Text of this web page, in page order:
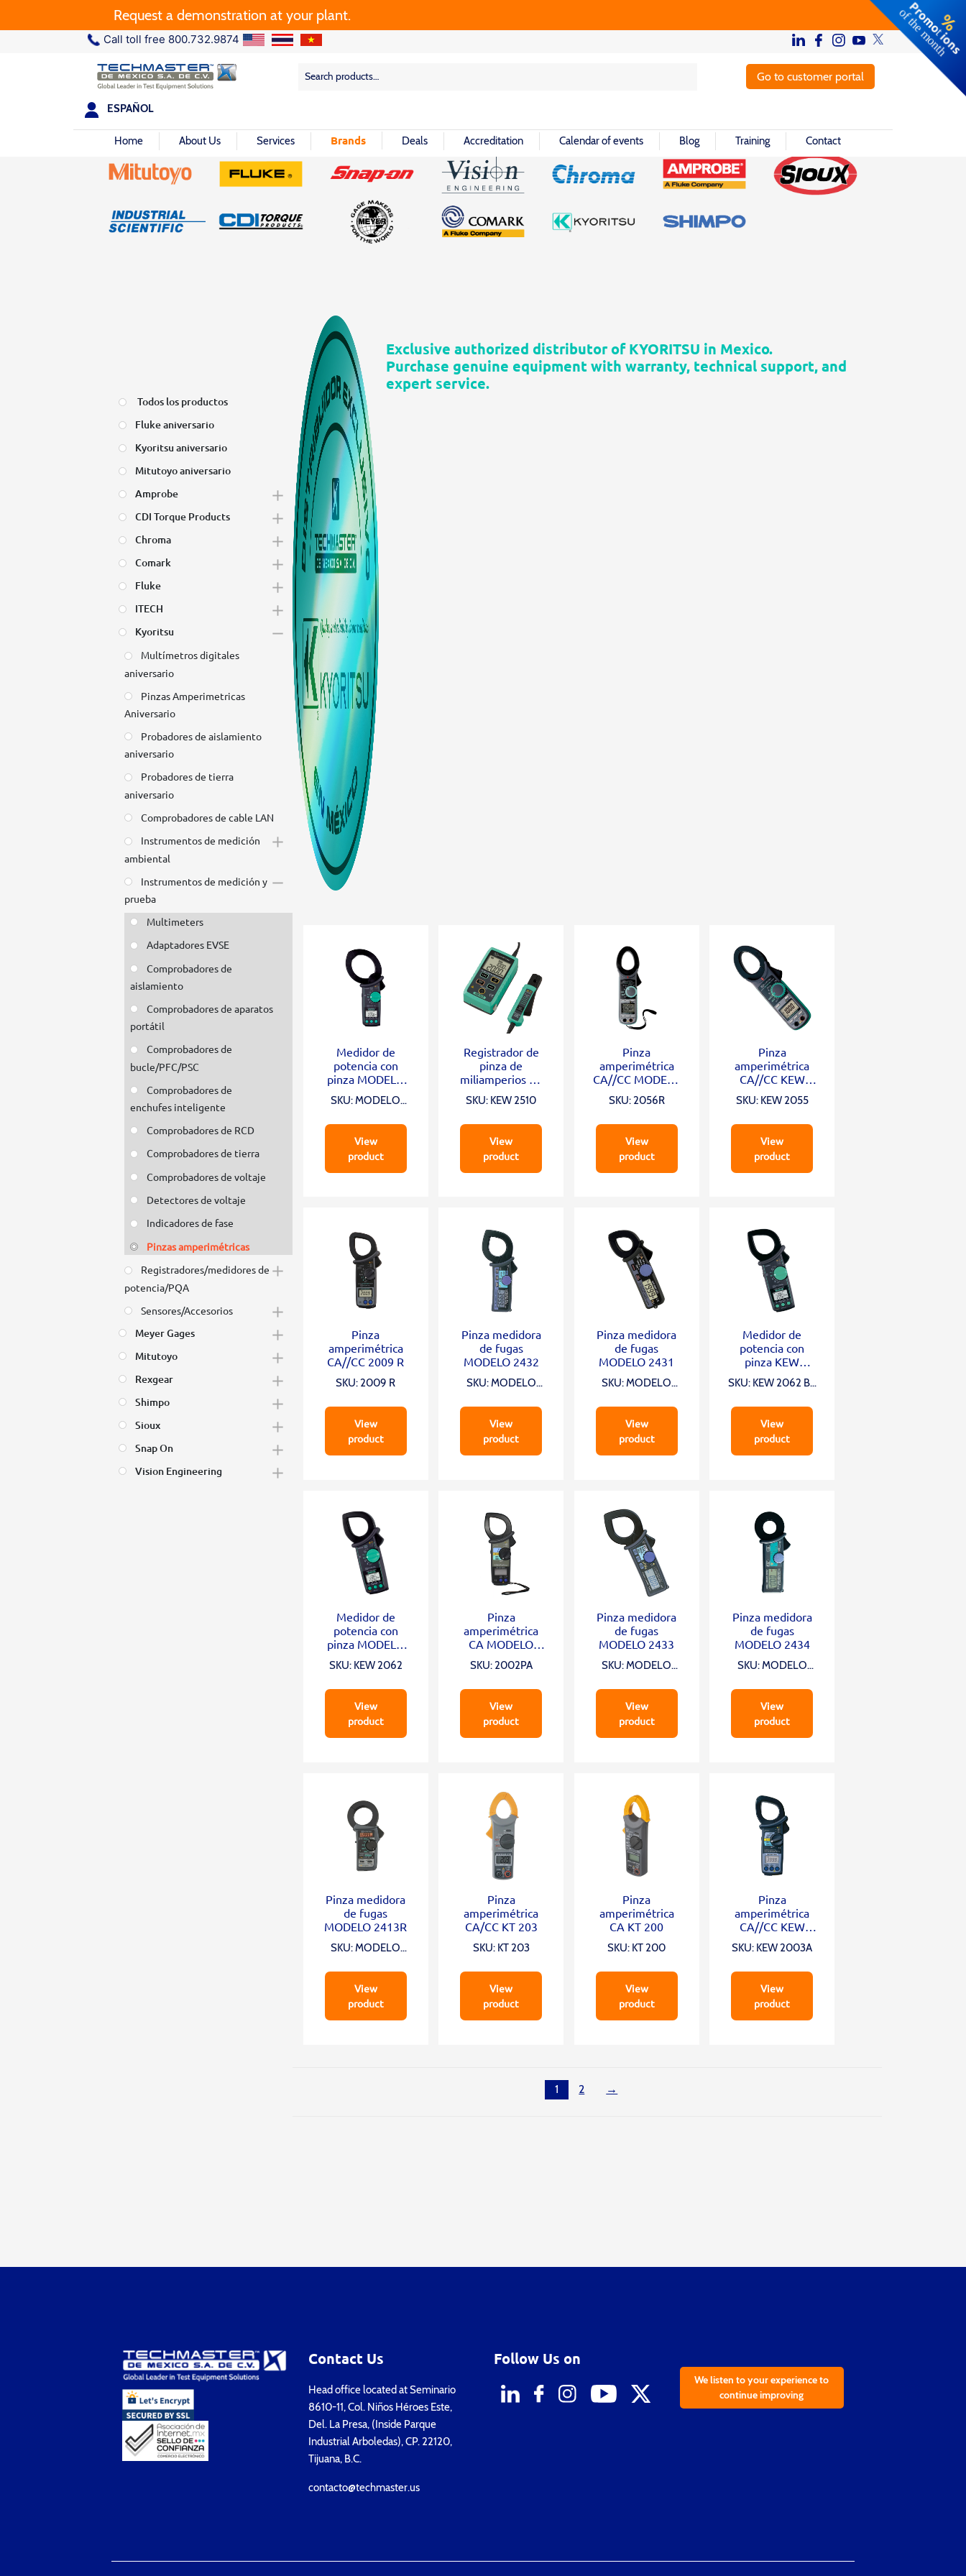
Request a demonstration at your plant.
Call toll free 800.732.9874
Search
Search Go to customer portal
ESPAÑOL
Home About Us Services Brands Deals Accreditation Calendar of events Blog Training Contact
Exclusive authorized distributor of KYORITSU in Mexico.
Purchase genuine equipment with warranty, technical support, and
expert service.
Medidor de
potencia con
pinza MODELO
SKU: MODELO
View
product
Registrador de
pinza de
miliamperios de
SKU: KEW 2510
View
product
Pinza
amperimétrica
CA//CC MODELO
SKU: 2056R
View
product
Pinza
amperimétrica
CA//CC KEW
SKU: KEW 2055
View
product
Pinza
amperimétrica
CA//CC 2009 R
SKU: 2009 R
View
product
Pinza medidora
de fugas
MODELO 2432
SKU: MODELO
View
product
Pinza medidora
de fugas
MODELO 2431
SKU: MODELO
View
product
Medidor de
potencia con
pinza KEW
SKU: KEW 2062 BT
BOLSILLO)
View
product
Medidor de
potencia con
pinza MODELO
KEW 2062
SKU: KEW 2062
View
product
Pinza
amperimétrica
CA MODELO
2002PA
SKU: 2002PA
View
product
Pinza medidora
de fugas
MODELO 2433
SKU: MODELO
View
product
Pinza medidora
de fugas
MODELO 2434
SKU: MODELO
View
product
Pinza medidora
de fugas
MODELO 2413R
SKU: MODELO
View
product
Pinza
amperimétrica
CA/CC KT 203
SKU: KT 203
View
product
Pinza
amperimétrica
CA KT 200
SKU: KT 200
View
product
Pinza
amperimétrica
CA//CC KEW
2003A
SKU: KEW 2003A
View
product
1 2 →
Todos los productos
Fluke aniversario
Kyoritsu aniversario
Mitutoyo aniversario
Amprobe
CDI Torque Products
Chroma
Comark
Fluke
ITECH
Kyoritsu
Multímetros digitales
aniversario
Pinzas Amperimetricas
Aniversario
Probadores de aislamiento
aniversario
Probadores de tierra
aniversario
Comprobadores de cable LAN
Instrumentos de medición
ambiental
Instrumentos de medición y
prueba
Multimeters
Adaptadores EVSE
Comprobadores de
aislamiento
Comprobadores de aparatos
portátil
Comprobadores de
bucle/PFC/PSC
Comprobadores de
enchufes inteligente
Comprobadores de RCD
Comprobadores de tierra
Comprobadores de voltaje
Detectores de voltaje
Indicadores de fase
Pinzas amperimétricas
Registradores/medidores de
potencia/PQA
Sensores/Accesorios
Meyer Gages
Mitutoyo
Rexgear
Shimpo
Sioux
Snap On
Vision Engineering
Contact Us
Head office located at Seminario
8610-11, Col. Niños Héroes Este,
Del. La Presa, (Inside Parque
Industrial Arboledas), CP. 22120,
Tijuana, B.C.
contacto@techmaster.us
Follow Us on
We listen to your experience to
continue improving